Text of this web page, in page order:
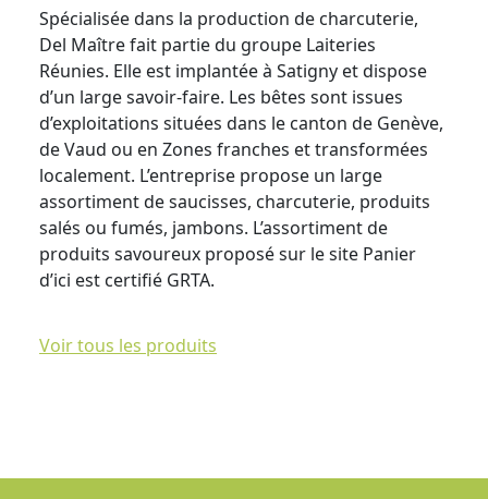
Spécialisée dans la production de charcuterie,
Del Maître fait partie du groupe Laiteries
Réunies. Elle est implantée à Satigny et dispose
d’un large savoir-faire. Les bêtes sont issues
d’exploitations situées dans le canton de Genève,
de Vaud ou en Zones franches et transformées
localement. L’entreprise propose un large
assortiment de saucisses, charcuterie, produits
salés ou fumés, jambons. L’assortiment de
produits savoureux proposé sur le site Panier
d’ici est certifié GRTA.
Voir tous les produits